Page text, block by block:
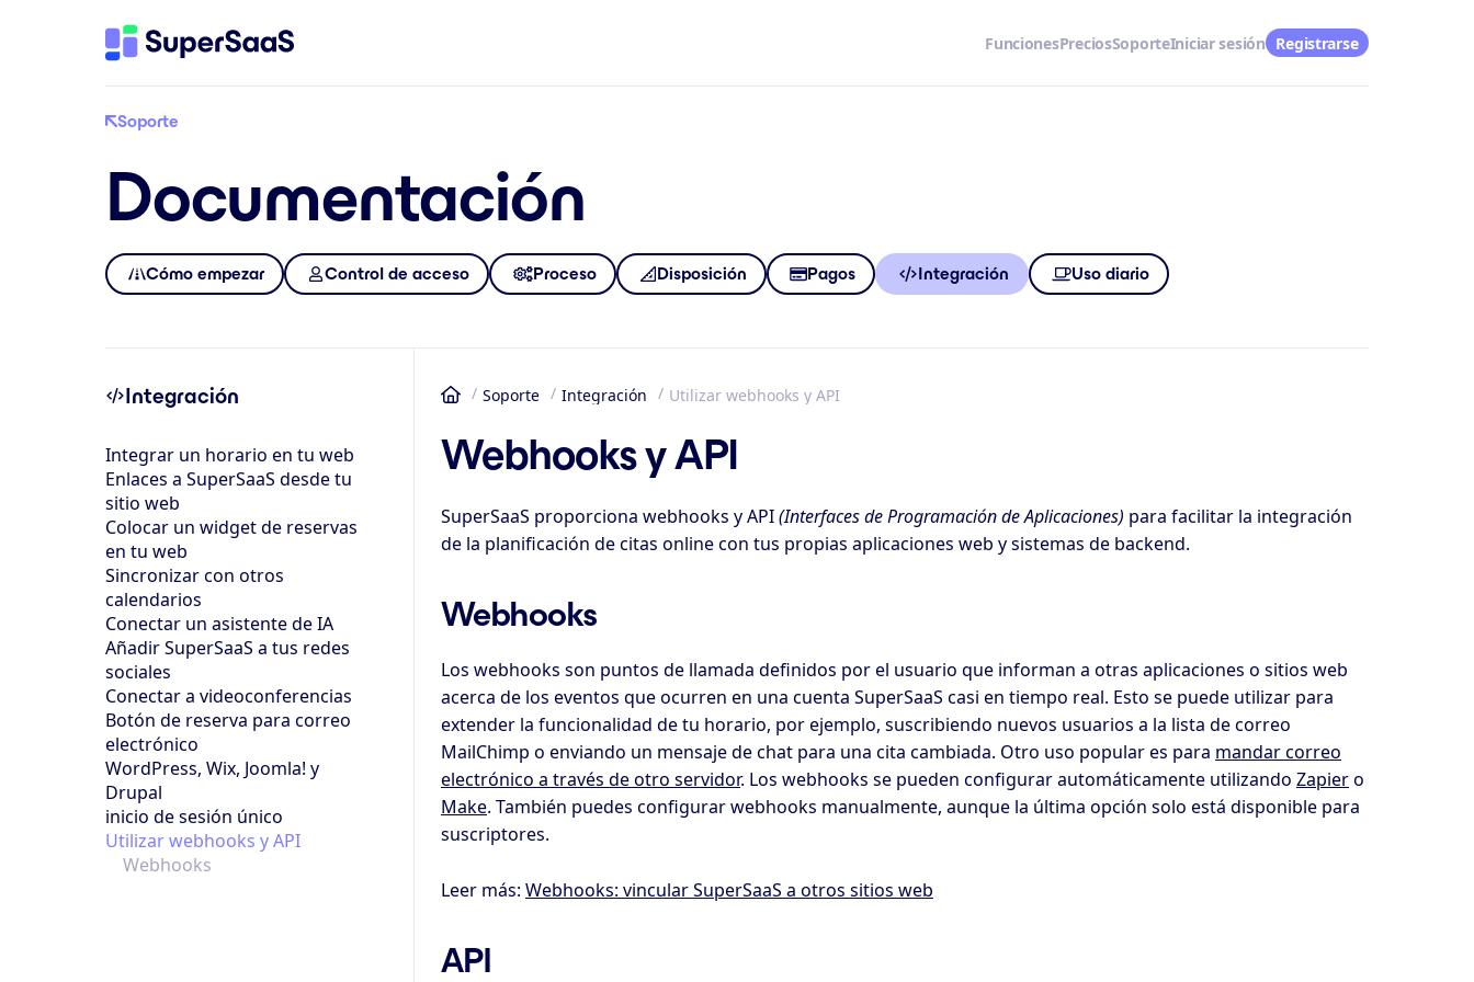
FuncionesPreciosSoporteIniciar sesión Registrarse
Soporte
Documentación
Cómo empezar Control de acceso Proceso Disposición Pagos Integración Uso diario
Integración
Integrar un horario en tu web
Enlaces a SuperSaaS desde tu
sitio web
Colocar un widget de reservas
en tu web
Sincronizar con otros
calendarios
Conectar un asistente de IA
Añadir SuperSaaS a tus redes
sociales
Conectar a videoconferencias
Botón de reserva para correo
electrónico
WordPress, Wix, Joomla! y
Drupal
inicio de sesión único
Utilizar webhooks y API
Webhooks
Inicio
Soporte Integración Utilizar webhooks y API
Webhooks y API
SuperSaaS proporciona webhooks y API(Interfaces de Programación de Aplicaciones) para facilitar la integración
de la planificación de citas online con tus propias aplicaciones web y sistemas de backend.
Webhooks
Los webhooks son puntos de llamada definidos por el usuario que informan a otras aplicaciones o sitios web
acerca de los eventos que ocurren en una cuenta SuperSaaS casi en tiempo real. Esto se puede utilizar para
extender la funcionalidad de tu horario, por ejemplo, suscribiendo nuevos usuarios a la lista de correo
MailChimp o enviando un mensaje de chat para una cita cambiada. Otro uso popular es para mandar correo
electrónico a través de otro servidor. Los webhooks se pueden configurar automáticamente utilizando Zapiero
Make. También puedes configurar webhooks manualmente, aunque la última opción solo está disponible para
suscriptores.
Leer más: Webhooks: vincular SuperSaaS a otros sitios web
API